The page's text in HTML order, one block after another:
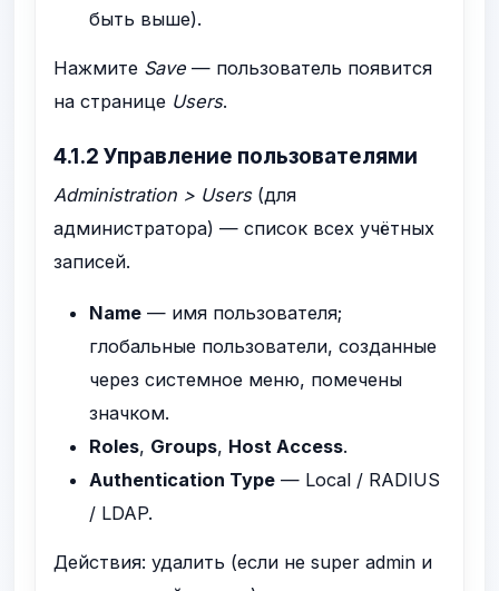
быть выше).
Нажмите Save — пользователь появится
на странице Users.
4.1.2 Управление пользователями
Administration > Users(для
администратора) — список всех учётных
записей.
Name — имя пользователя;
глобальные пользователи, созданные
через системное меню, помечены
значком.
Roles, Groups, Host Access.
Authentication Type — Local / RADIUS
/ LDAP.
Действия: удалить (если не super admin и